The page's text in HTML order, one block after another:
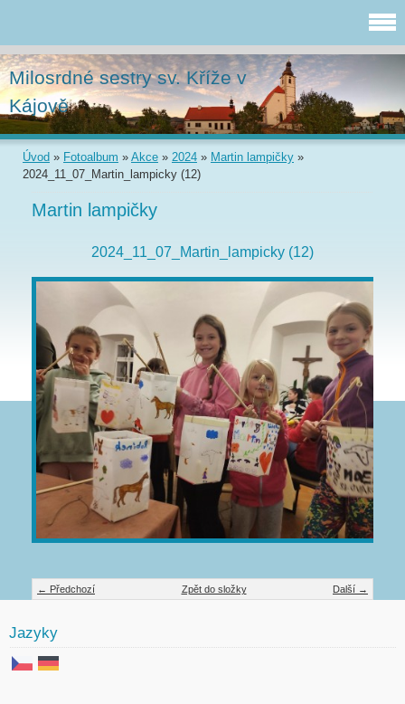
Milosrdné sestry sv. Kříže v
Kájově
Úvod » Fotoalbum » Akce » 2024 » Martin lampičky »
2024_11_07_Martin_lampicky (12)
Martin lampičky
2024_11_07_Martin_lampicky (12)
← Předchozí Další →
Zpět do složky
Jazyky